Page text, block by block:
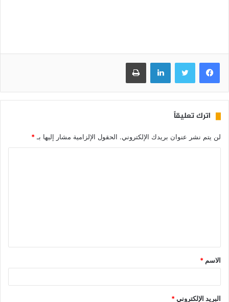
فيسبوك تويتر لينكدإن طباعة
اترك تعليقاً
لن يتم نشر عنوان بريدك الإلكتروني. الحقول الإلزامية مشار إليها بـ *
الاسم *
البريد الإلكتروني*